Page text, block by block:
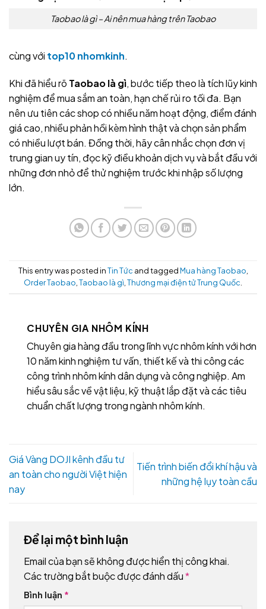
Taobao là gì – Ai nên mua hàng trên Taobao
cùng với top10 nhomkinh.
Khi đã hiểu rõ Taobao là gì, bước tiếp theo là tích lũy kinh
nghiệm để mua sắm an toàn, hạn chế rủi ro tối đa. Bạn
nên ưu tiên các shop có nhiều năm hoạt động, điểm đánh
giá cao, nhiều phản hồi kèm hình thật và chọn sản phẩm
có nhiều lượt bán. Đồng thời, hãy cân nhắc chọn đơn vị
trung gian uy tín, đọc kỹ điều khoản dịch vụ và bắt đầu với
những đơn nhỏ để thử nghiệm trước khi nhập số lượng
lớn.
This entry was posted inTin Tức and taggedMua hàng Taobao
Order Taobao Taobao là gì Thương mại điện tử Trung Quốc
CHUYÊN GIA NHÔM KÍNH
Chuyên gia hàng đầu trong lĩnh vực nhôm kính với hơn
10 năm kinh nghiệm tư vấn, thiết kế và thi công các
công trình nhôm kính dân dụng và công nghiệp. Am
hiểu sâu sắc về vật liệu, kỹ thuật lắp đặt và các tiêu
chuẩn chất lượng trong ngành nhôm kính.
Giá Vàng DOJI kênh đầu tư
an toàn cho người Việt hiện
nay
Tiến trình biến đổi khí hậu và
những hệ lụy toàn cầu
Để lại một bình luận
Email của bạn sẽ không được hiển thị công khai.
Các trường bắt buộc được đánh dấu*
Bình luận *